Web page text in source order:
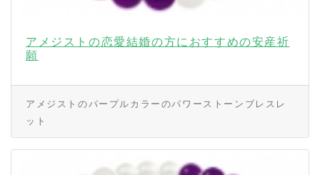
アメジストの恋愛結婚の方におすすめの安産祈
願
アメジストのパープルカラーのパワーストーンブレスレ
ット